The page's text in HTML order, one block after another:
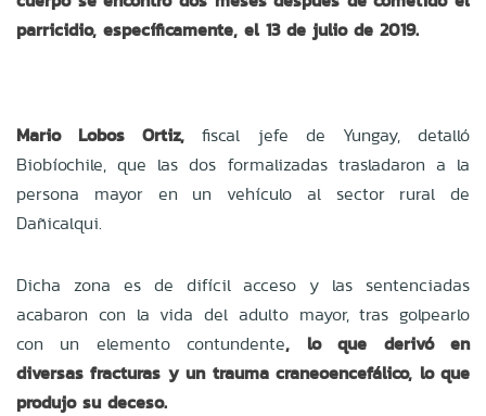
parricidio, específicamente, el 13 de julio de 2019.
Mario Lobos Ortiz, fiscal jefe de Yungay, detalló
Biobíochile, que las dos formalizadas trasladaron a la
persona mayor en un vehículo al sector rural de
Dañicalqui.
Dicha zona es de difícil acceso y las sentenciadas
acabaron con la vida del adulto mayor, tras golpearlo
con un elemento contundente, lo que derivó en
diversas fracturas y un trauma craneoencefálico, lo que
produjo su deceso.